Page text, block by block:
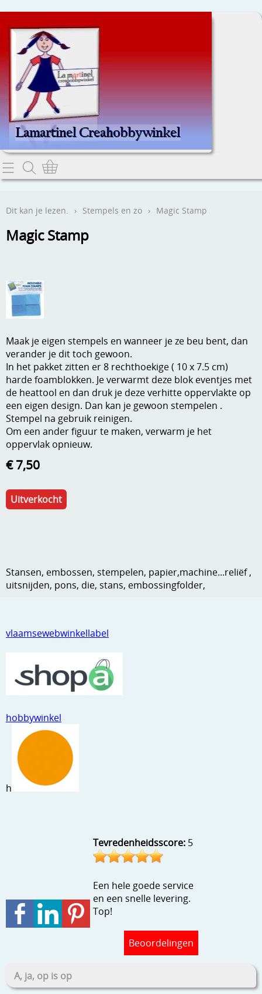
Home
A, ja, op is op
Aanbiedingen
Boeken en magazines
Dies om te stansen
DVD-CD
Embossen
Handige extra's
Hechtingsmaterialen
Hout , MDF, kartonmateriaal, steen
Leuke versieringen
Netjes opbergen
Ponsen
Snijmaterialen
Speciaal papier
Stans machine en embossing machines
Wat nog, een creatief kijkje
Algemene voorwaarden
Verzend - en verpakkingsk
Mijn account
Info
Anders creatief
Gastenboek
vlaamsewebwinkellabel
hobbywinkel
h
Tevredenheidsscore: 5
Een hele goede service
en een snelle levering.
Top!
Beoordelingen
A, ja, op is op
Dit kan je lezen. › Stempels en zo › Magic Stamp
Magic Stamp
Maak je eigen stempels en wanneer je ze beu bent, dan
verander je dit toch gewoon.
In het pakket zitten er 8 rechthoekige ( 10 x 7.5 cm)
harde foamblokken. Je verwarmt deze blok eventjes met
de heattool en dan druk je deze verhitte oppervlakte op
een eigen design. Dan kan je gewoon stempelen .
Stempel na gebruik reinigen.
Om een ander figuur te maken, verwarm je het
oppervlak opnieuw.
€ 7,50
Uitverkocht
Stansen, embossen, stempelen, papier,machine...reliëf ,
uitsnijden, pons, die, stans, embossingfolder,